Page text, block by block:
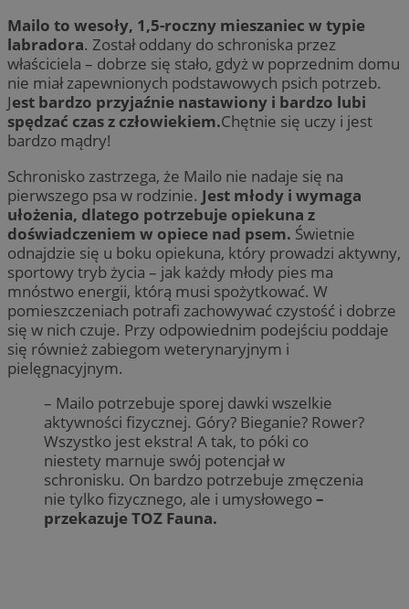
Mailo to wesoły, 1,5-roczny mieszaniec w typie
labradora. Został oddany do schroniska przez
właściciela – dobrze się stało, gdyż w poprzednim domu
nie miał zapewnionych podstawowych psich potrzeb.
Jest bardzo przyjaźnie nastawiony i bardzo lubi
spędzać czas z człowiekiem.Chętnie się uczy i jest
bardzo mądry!
Schronisko zastrzega, że Mailo nie nadaje się na
pierwszego psa w rodzinie. Jest młody i wymaga
ułożenia, dlatego potrzebuje opiekuna z
doświadczeniem w opiece nad psem. Świetnie
odnajdzie się u boku opiekuna, który prowadzi aktywny,
sportowy tryb życia – jak każdy młody pies ma
mnóstwo energii, którą musi spożytkować. W
pomieszczeniach potrafi zachowywać czystość i dobrze
się w nich czuje. Przy odpowiednim podejściu poddaje
się również zabiegom weterynaryjnym i
pielęgnacyjnym.
– Mailo potrzebuje sporej dawki wszelkie
aktywności fizycznej. Góry? Bieganie? Rower?
Wszystko jest ekstra! A tak, to póki co
niestety marnuje swój potencjał w
schronisku. On bardzo potrzebuje zmęczenia
nie tylko fizycznego, ale i umysłowego–
przekazuje TOZ Fauna.